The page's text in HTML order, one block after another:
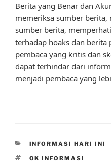
Berita yang Benar dan
memeriksa sumber
sumber berita,
terhadap hoaks dan berita
pembaca yang kritis dan
dapat terhindar dari
menjadi pembaca yang
CATEGORIES
INFORMASI HARI INI
TAGS
OK INFORMASI